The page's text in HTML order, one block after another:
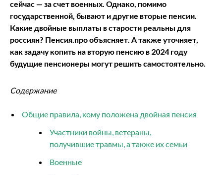
сейчас — за счет военных. Однако, помимо
государственной, бывают и другие вторые пенсии.
Какие двойные выплаты в старости реальны для
россиян? Пенсия.про объясняет. А также уточняет,
как задачу копить на вторую пенсию в 2024 году
будущие пенсионеры могут решить самостоятельно.
Содержание
Общие правила, кому положена двойная пенсия
Участники войны, ветераны,
получившие травмы, а также их семьи
Военные